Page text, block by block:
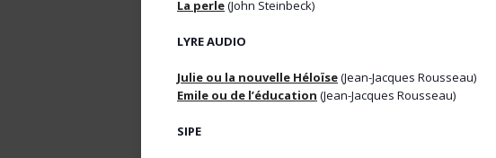
La perle(John Steinbeck)
LYRE AUDIO
Julie ou la nouvelle Héloïse(Jean-Jacques Rousseau)
Emile ou de l’éducation (Jean-Jacques Rousseau)
SIPE